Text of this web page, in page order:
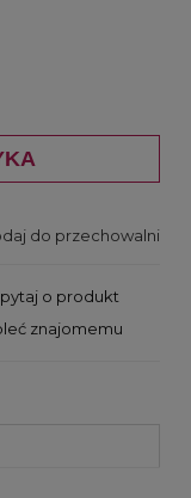
do przechowalni
o produkt
znajomemu